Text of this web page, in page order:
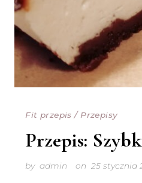
Fit przepis / Przepisy
Przepis:
by admin on 25 stycznia